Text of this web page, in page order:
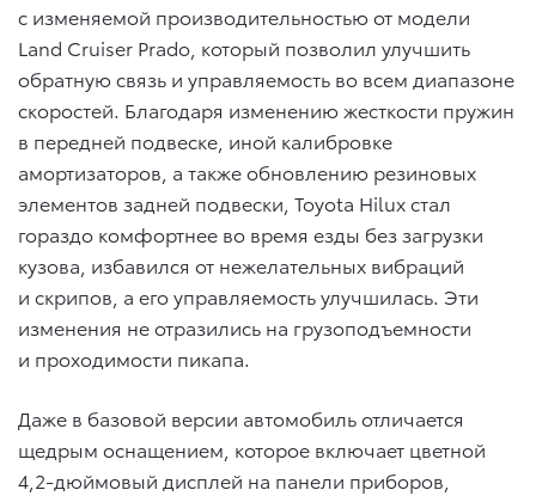
c изменяемой производительностью от модели
Land Cruiser Prado, который позволил улучшить
обратную связь и управляемость во всем диапазоне
скоростей. Благодаря изменению жесткости пружин
в передней подвеске, иной калибровке
амортизаторов, а также обновлению резиновых
элементов задней подвески, Toyota Hilux стал
гораздо комфортнее во время езды без загрузки
кузова, избавился от нежелательных вибраций
и скрипов, а его управляемость улучшилась. Эти
изменения не отразились на грузоподъемности
и проходимости пикапа.
Даже в базовой версии автомобиль отличается
щедрым оснащением, которое включает цветной
4,2-дюймовый дисплей на панели приборов,